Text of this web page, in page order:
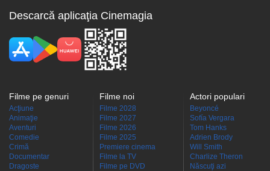
Descarcă aplicaţia Cinemagia
Filme pe genuri
Acţiune
Animaţie
Aventuri
Comedie
Crimă
Documentar
Dragoste
Filme noi
Filme 2028
Filme 2027
Filme 2026
Filme 2025
Premiere cinema
Filme la TV
Filme pe DVD
Actori populari
Beyoncé
Sofía Vergara
Tom Hanks
Adrien Brody
Will Smith
Charlize Theron
Născuţi azi